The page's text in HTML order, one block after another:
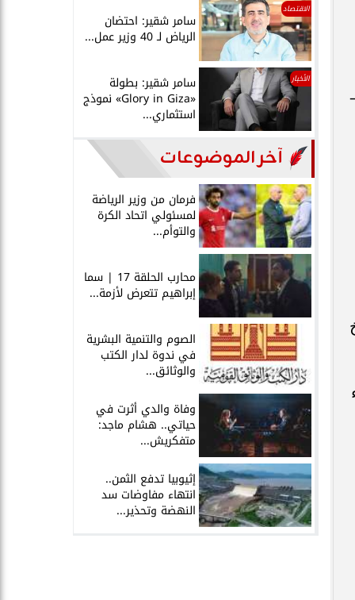
الاقتصاد
سامر شقير: احتضان
الرياض لـ 40 وزير عمل...
الأخبار سامر شقير: بطولة
«Glory in Giza» نموذج
استثماري...
آخر الموضوعات
فرمان من وزير الرياضة
لمسئولي اتحاد الكرة
والتوأم...
محارب الحلقة 17 | سما
إبراهيم تتعرض لأزمة...
الصوم والتنمية البشرية
في ندوة لدار الكتب
والوثائق...
وفاة والدي أثرت في
حياتي.. هشام ماجد:
متفكريش...
إثيوبيا تدفع الثمن..
انتهاء مفاوضات سد
النهضة وتحذير...